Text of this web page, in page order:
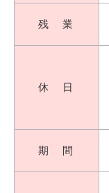
残 業
休 日
期 間